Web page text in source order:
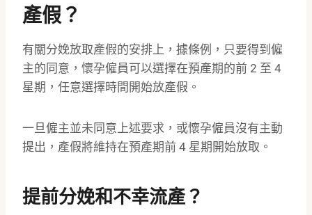
產假？
有關分娩放取產假的安排上，據條例，只要得到僱
主的同意，懷孕僱員可以選擇在預產期的前 2 至 4
星期，任意選擇時間開始放產假。
一旦僱主並未同意上述要求，或懷孕僱員沒有主動
提出，產假將維持在預產期前 4 星期開始放取。
提前分娩和不幸流產？